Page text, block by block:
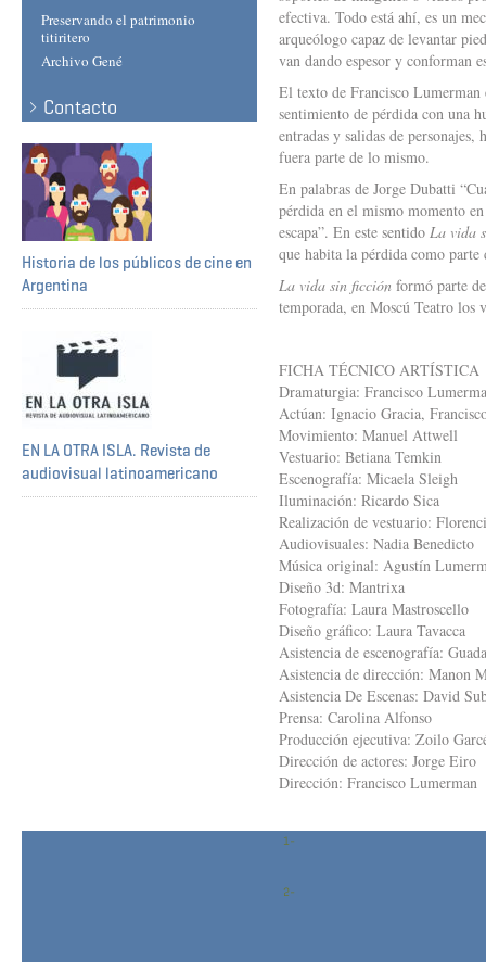
Preservando el patrimonio
titiritero
Archivo Gené
Contacto
Historia de los públicos de cine en
Argentina
EN LA OTRA ISLA. Revista de
audiovisual latinoamericano
efectiva. Todo está ahí, es un
arqueólogo capaz de levantar
van dando espesor y conforman
El texto de Francisco
sentimiento de pérdida con una
entradas y salidas de
fuera parte de lo mismo.
En palabras de Jorge Dubatti
pérdida en el mismo momento
escapa”. En este sentido La vida
que habita la pérdida como
La vida sin ficción formó parte
temporada, en Moscú Teatro los
FICHA TÉCNICO ARTÍSTICA
Dramaturgia: Francisco
Actúan: Ignacio Gracia,
Movimiento: Manuel Attwell
Vestuario: Betiana Temkin
Escenografía: Micaela Sleigh
Iluminación: Ricardo Sica
Realización de vestuario:
Audiovisuales: Nadia Benedicto
Música original: Agustín
Diseño 3d: Mantrixa
Fotografía: Laura Mastroscello
Diseño gráfico: Laura Tavacca
Asistencia de escenografía:
Asistencia de dirección: Manon
Asistencia De Escenas: David
Prensa: Carolina Alfonso
Producción ejecutiva: Zoilo
Dirección de actores: Jorge Eiro
Dirección: Francisco Lumerman